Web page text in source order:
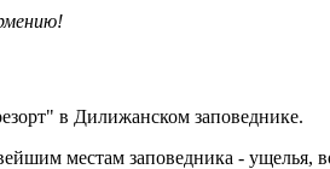
в Дилижанском заповеднике.
местам заповедника - ущелья,